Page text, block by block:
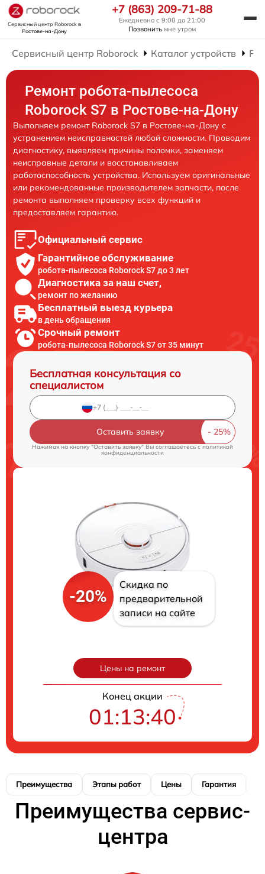
Сервисный центр Roborockв
Ростове-на-Дону
+7 (863) 209-71-88
Ежедневно с 9:00 до 21:00
Позвонить мне утром
Сервисный центр Roborock Каталог устройств
Ремонт робота-пылесоса
Roborock S7 в Ростове-на-Дону
Выполняем ремонт Roborock S7 в Ростове-на-Дону с
устранением неисправностей любой сложности. Проводим
диагностику, выявляем причины поломки, заменяем
неисправные детали и восстанавливаем
работоспособность устройства. Используем оригинальные
или рекомендованные производителем запчасти, после
ремонта выполняем проверку всех функций и
предоставляем гарантию.
Официальный сервис
Гарантийное обслуживание
робота-пылесоса Roborock S7 до 3 лет
Диагностика за наш счет,
ремонт по желанию
Бесплатный выезд курьера
в день обращения
Срочный ремонт
робота-пылесоса Roborock S7 от 35 минут
Бесплатная консультация со
специалистом
Оставить заявку
Нажимая на кнопку "Оставить заявку" Вы соглашаетесь cполитикой
конфиденциальности
-20%
Скидка по
предварительной
записи на сайте
Цены на ремонт
Конец акции
01:13:39
Преимущества Этапы работ Цены Гарантия
Преимущества сервис-
центра